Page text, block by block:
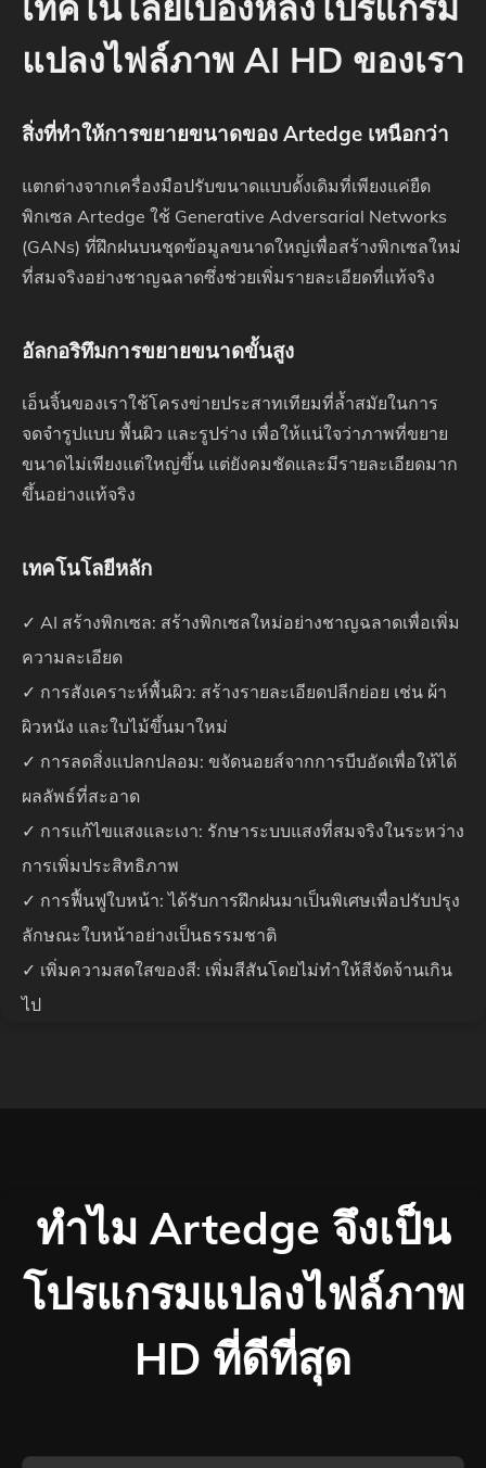
แปลงไฟล์ภาพ AI HD ของเรา
สิ่งที่ทำให้การขยายขนาดของ Artedge เหนือกว่า
แตกต่างจากเครื่องมือปรับขนาดแบบดั้งเดิมที่เพียงแค่ยืด
พิกเซล Artedge ใช้ Generative Adversarial Networks
(GANs) ที่ฝึกฝนบนชุดข้อมูลขนาดใหญ่เพื่อสร้างพิกเซลใหม่
ที่สมจริงอย่างชาญฉลาดซึ่งช่วยเพิ่มรายละเอียดที่แท้จริง
อัลกอริทึมการขยายขนาดขั้นสูง
เอ็นจิ้นของเราใช้โครงข่ายประสาทเทียมที่ล้ำสมัยในการ
จดจำรูปแบบ พื้นผิว และรูปร่าง เพื่อให้แน่ใจว่าภาพที่ขยาย
ขนาดไม่เพียงแต่ใหญ่ขึ้น แต่ยังคมชัดและมีรายละเอียดมาก
ขึ้นอย่างแท้จริง
เทคโนโลยีหลัก
✓ AI สร้างพิกเซล: สร้างพิกเซลใหม่อย่างชาญฉลาดเพื่อเพิ่ม
ความละเอียด
✓ การสังเคราะห์พื้นผิว: สร้างรายละเอียดปลีกย่อย เช่น ผ้า
ผิวหนัง และใบไม้ขึ้นมาใหม่
✓ การลดสิ่งแปลกปลอม: ขจัดนอยส์จากการบีบอัดเพื่อให้ได้
ผลลัพธ์ที่สะอาด
✓ การแก้ไขแสงและเงา: รักษาระบบแสงที่สมจริงในระหว่าง
การเพิ่มประสิทธิภาพ
✓ การฟื้นฟูใบหน้า: ได้รับการฝึกฝนมาเป็นพิเศษเพื่อปรับปรุง
ลักษณะใบหน้าอย่างเป็นธรรมชาติ
✓ เพิ่มความสดใสของสี: เพิ่มสีสันโดยไม่ทำให้สีจัดจ้านเกิน
ไป
ทำไม Artedge จึงเป็น
โปรแกรมแปลงไฟล์ภาพ
HD ที่ดีที่สุด